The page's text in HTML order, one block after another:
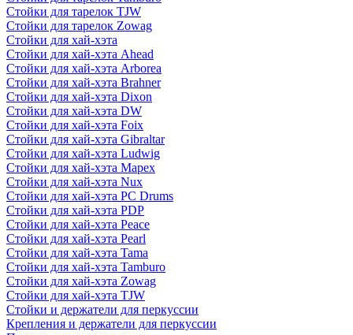
Стойки для тарелок TJW
Стойки для тарелок Zowag
Стойки для хай-хэта
Стойки для хай-хэта Ahead
Стойки для хай-хэта Arborea
Стойки для хай-хэта Brahner
Стойки для хай-хэта Dixon
Стойки для хай-хэта DW
Стойки для хай-хэта Foix
Стойки для хай-хэта Gibraltar
Стойки для хай-хэта Ludwig
Стойки для хай-хэта Mapex
Стойки для хай-хэта Nux
Стойки для хай-хэта PC Drums
Стойки для хай-хэта PDP
Стойки для хай-хэта Peace
Стойки для хай-хэта Pearl
Стойки для хай-хэта Tama
Стойки для хай-хэта Tamburo
Стойки для хай-хэта Zowag
Стойки для хай-хэта TJW
Стойки и держатели для перкуссии
Крепления и держатели для перкуссии